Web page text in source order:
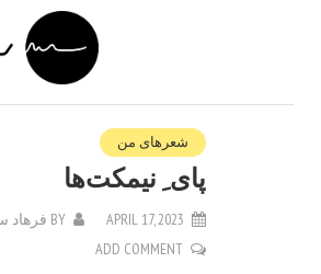
شعرهای من
پای ِ نیمکت‌ها
APRIL 17, 2023
BY فرهاد
ADD COMMENT